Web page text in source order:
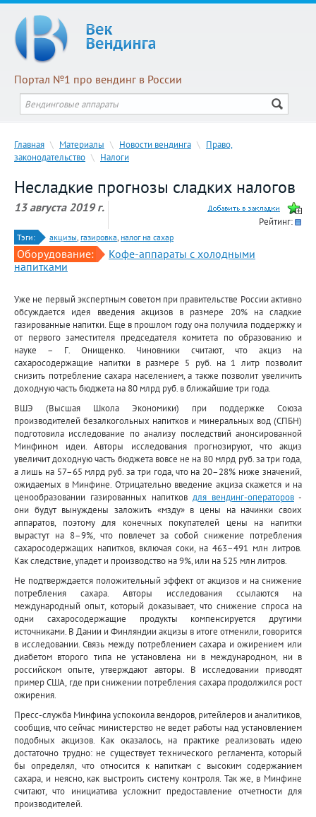
Портал №1 про вендинг в России
Главная \ Материалы \ Новости вендинга \ Право,
законодательство \ Налоги
Несладкие прогнозы сладких налогов
13 августа 2019 г.
Рейтинг:
Тэги: акцизы, газировка, налог на сахар
Оборудование:
Кофе-аппараты с холодными
напитками
Уже не первый экспертным советом при правительстве России активно
обсуждается идея введения акцизов в размере 20% на сладкие
газированные напитки. Еще в прошлом году она получила поддержку и
от первого заместителя председателя комитета по образованию и
науке – Г. Онищенко. Чиновники считают, что акциз на
сахаросодержащие напитки в размере 5 руб. на 1 литр позволит
снизить потребление сахара населением, а также позволит увеличить
доходную часть бюджета на 80 млрд руб. в ближайшие три года.
ВШЭ (Высшая Школа Экономики) при поддержке Союза
производителей безалкогольных напитков и минеральных вод (СПБН)
подготовила исследование по анализу последствий анонсированной
Минфином идеи. Авторы исследования прогнозируют, что акциз
увеличит доходную часть бюджета вовсе не на 80 млрд руб. за три года,
а лишь на 57–65 млрд руб. за три года, что на 20–28% ниже значений,
ожидаемых в Минфине. Отрицательно введение акциза скажется и на
ценообразовании газированных напитков для вендинг-операторов -
они будут вынуждены заложить «мзду» в цены на начинки своих
аппаратов, поэтому для конечных покупателей цены на напитки
вырастут на 8–9%, что повлечет за собой снижение потребления
сахаросодержащих напитков, включая соки, на 463–491 млн литров.
Как следствие, упадет и производство на 9%, или на 525 млн литров.
Не подтверждается положительный эффект от акцизов и на снижение
потребления сахара. Авторы исследования ссылаются на
международный опыт, который доказывает, что снижение спроса на
одни сахаросодержащие продукты компенсируется другими
источниками. В Дании и Финляндии акцизы в итоге отменили, говорится
в исследовании. Связь между потреблением сахара и ожирением или
диабетом второго типа не установлена ни в международном, ни в
российском опыте, утверждают авторы. В исследовании приводят
пример США, где при снижении потребления сахара продолжился рост
ожирения.
Пресс-служба Минфина успокоила вендоров, ритейлеров и аналитиков,
сообщив, что сейчас министерство не ведет работы над установлением
подобных акцизов. Как оказалось, на практике реализовать идею
достаточно трудно: не существует технического регламента, который
бы определял, что относится к напиткам с высоким содержанием
сахара, и неясно, как выстроить систему контроля. Так же, в Минфине
считают, что инициатива усложнит предоставление отчетности для
производителей.